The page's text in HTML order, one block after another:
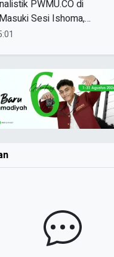
PWMU.CO di
Sesi Ishoma,
Ikuti Materi